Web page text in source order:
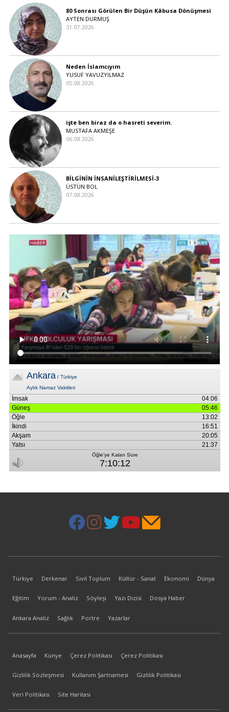
80 Sonrası Görülen Bir Düşün Kâbusa Dönüşmesi
AYTEN DURMUŞ
31.07.2026
Neden İslamcıyım
YUSUF YAVUZYILMAZ
05.08.2026
işte ben biraz da o hasreti severim.
MUSTAFA AKMEŞE
06.08.2026
BİLGİNİN İNSANİLEŞTİRİLMESİ-3
ÜSTÜN BOL
07.08.2026
Türkiye Derkenar Sivil Toplum Kültür - Sanat Ekonomi Dünya
Eğitim Yorum - Analiz Söyleşi Yazı Dizisi Dosya Haber
Ankara Analiz Sağlık Portre Yazarlar
Anasayfa Künye Çerez Politikası Çerez Politikası
Gizlilik Sözleşmesi Kullanım Şartnamesi Gizlilik Politikası
Veri Politikası Site Haritası